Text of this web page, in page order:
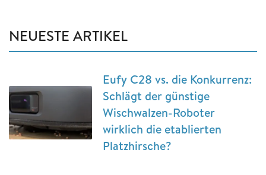
NEUESTE ARTIKEL
Eufy C28 vs. die Konkurrenz:
Schlägt der günstige
Wischwalzen-Roboter
wirklich die etablierten
Platzhirsche?